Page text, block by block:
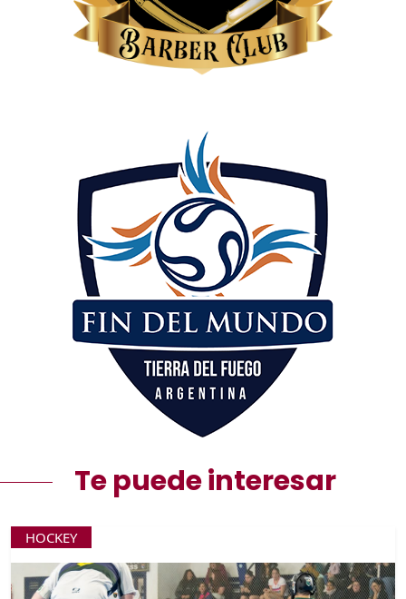
Te puede interesar
HOCKEY